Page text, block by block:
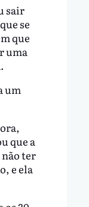
sair
se
que
uma
um
que a
ter
e ela